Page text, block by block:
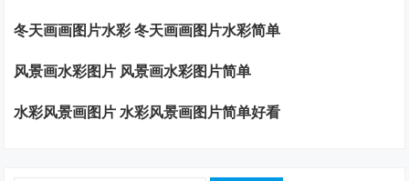
冬天画画图片水彩 冬天画画图片水彩简单
风景画水彩图片 风景画水彩图片简单
水彩风景画图片 水彩风景画图片简单好看